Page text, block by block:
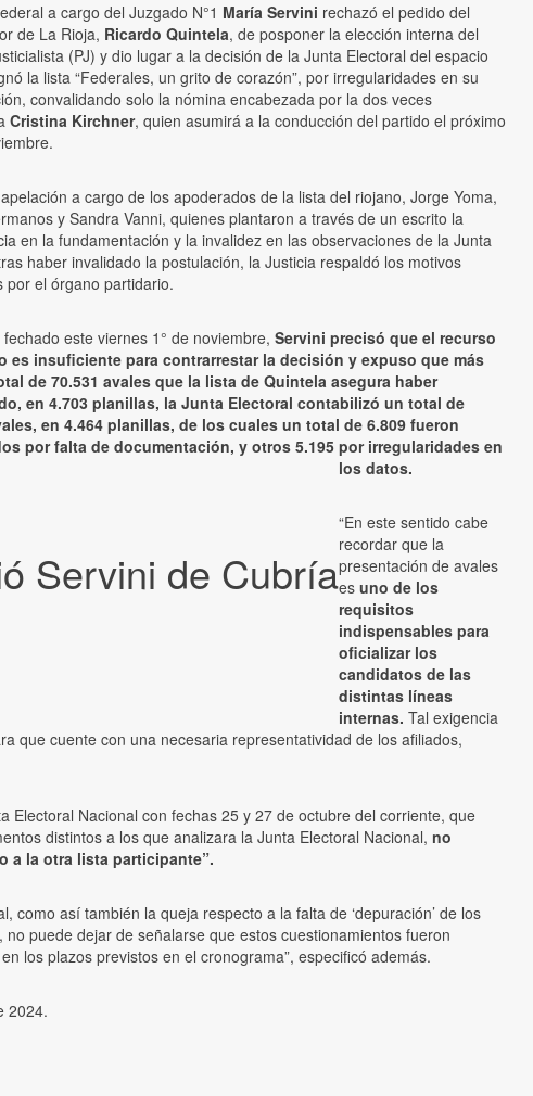
Servini de Cubría
a cargo del Juzgado N°1 María Servini rechazó el pedido del
de La Rioja, Ricardo Quintela, de posponer la elección interna del
(PJ) y dio lugar a la decisión de la Junta Electoral del espacio
la lista “Federales, un grito de corazón”, por irregularidades en su
convalidando solo la nómina encabezada por la dos veces
Cristina Kirchner, quien asumirá a la conducción del partido el próximo
a cargo de los apoderados de la lista del riojano, Jorge Yoma,
y Sandra Vanni, quienes plantaron a través de un escrito la
en la fundamentación y la invalidez en las observaciones de la Junta
haber invalidado la postulación, la Justicia respaldó los motivos
por el órgano partidario.
fechado este viernes 1° de noviembre, Servini precisó que el recurso
es insuficiente para contrarrestar la decisión y expuso que más
de 70.531 avales que la lista de Quintela asegura haber
en 4.703 planillas, la Junta Electoral contabilizó un total de
en 4.464 planillas, de los cuales un total de 6.809 fueron
por falta de documentación, y otros 5.195 por irregularidades en
los datos.
“En este sentido cabe
recordar que la
presentación de avales
es uno de los
requisitos
indispensables para
oficializar los
candidatos de las
distintas líneas
internas. Tal exigencia
que cuente con una necesaria representatividad de los afiliados,
Nacional con fechas 25 y 27 de octubre del corriente, que
distintos a los que analizara la Junta Electoral Nacional, no
a la otra lista participante”.
así también la queja respecto a la falta de ‘depuración’ de los
puede dejar de señalarse que estos cuestionamientos fueron
los plazos previstos en el cronograma”, especificó además.
2024.